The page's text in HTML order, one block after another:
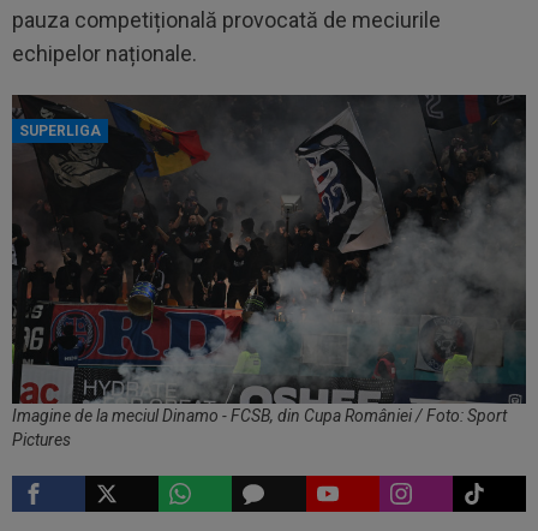
pauza competițională provocată de meciurile
echipelor naționale.
SUPERLIGA
Imagine de la meciul Dinamo - FCSB, din Cupa României / Foto: Sport
Pictures